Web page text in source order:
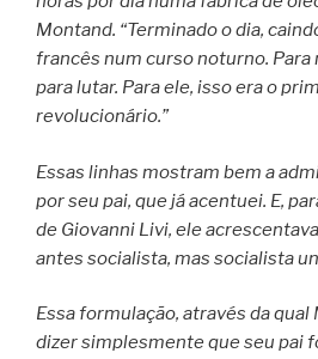
Montand. “Terminado o dia,
francês num curso noturno. Para
para lutar. Para ele, isso era o
revolucionário.”
Essas linhas mostram bem a
por seu pai, que já acentuei. E,
de Giovanni Livi, ele
antes socialista, mas socialista
Essa formulação, através da
dizer simplesmente que seu pai